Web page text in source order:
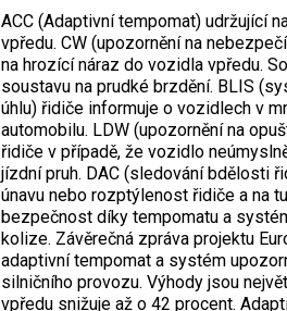
ACC (Adaptivní tempomat) udržující
vpředu. CW (upozornění na
na hrozící náraz do vozidla vpředu.
soustavu na prudké brzdění. BLIS
úhlu) řidiče informuje o vozidlech v
automobilu. LDW (upozornění na
řidiče v případě, že vozidlo
jízdní pruh. DAC (sledování bdělosti
únavu nebo rozptýlenost řidiče a na
bezpečnost díky tempomatu a
kolize. Závěrečná zpráva projektu
adaptivní tempomat a systém
silničního provozu. Výhody jsou
vpředu snižuje až o 42 procent.